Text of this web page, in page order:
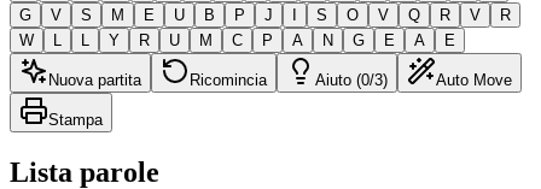
G
V S M E U B P J I S O V Q R V
R
W
L L Y R U M C P A N G E A E
Nuova partita Ricomincia Aiuto (0/3) Auto Move
Stampa
Lista parole